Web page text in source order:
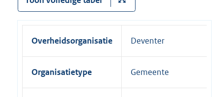
Overheidsorganisatie Deventer
Organisatietype Gemeente